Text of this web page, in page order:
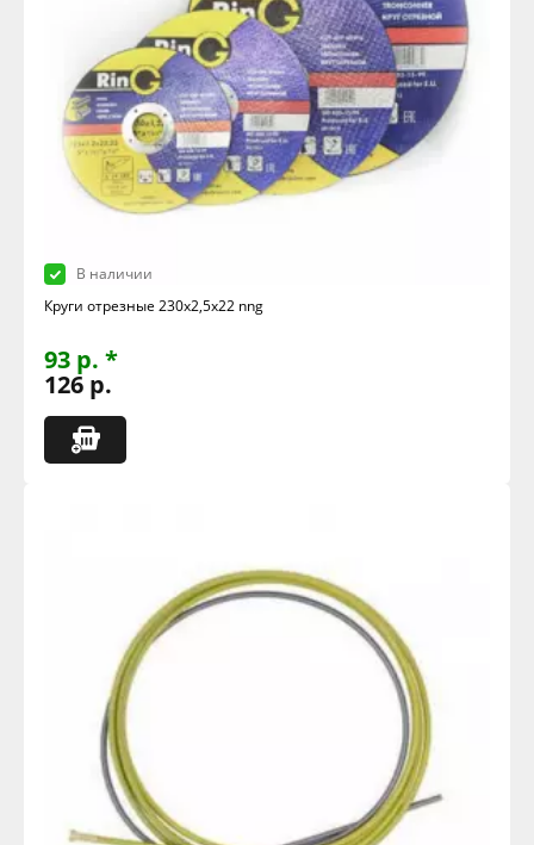
В наличии
Круги отрезные 230х2,5х22 nng
93 р. *
126 р.